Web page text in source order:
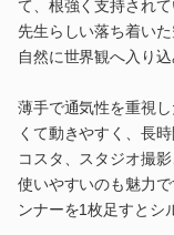
て、根強く支持され
先生らしい落ち着い
自然に世界観へ入り込
薄手で通気性を重視
くて動きやすく、長
コスタ、スタジオ撮
使いやすいのも魅力
ンナーを1枚足すとシ